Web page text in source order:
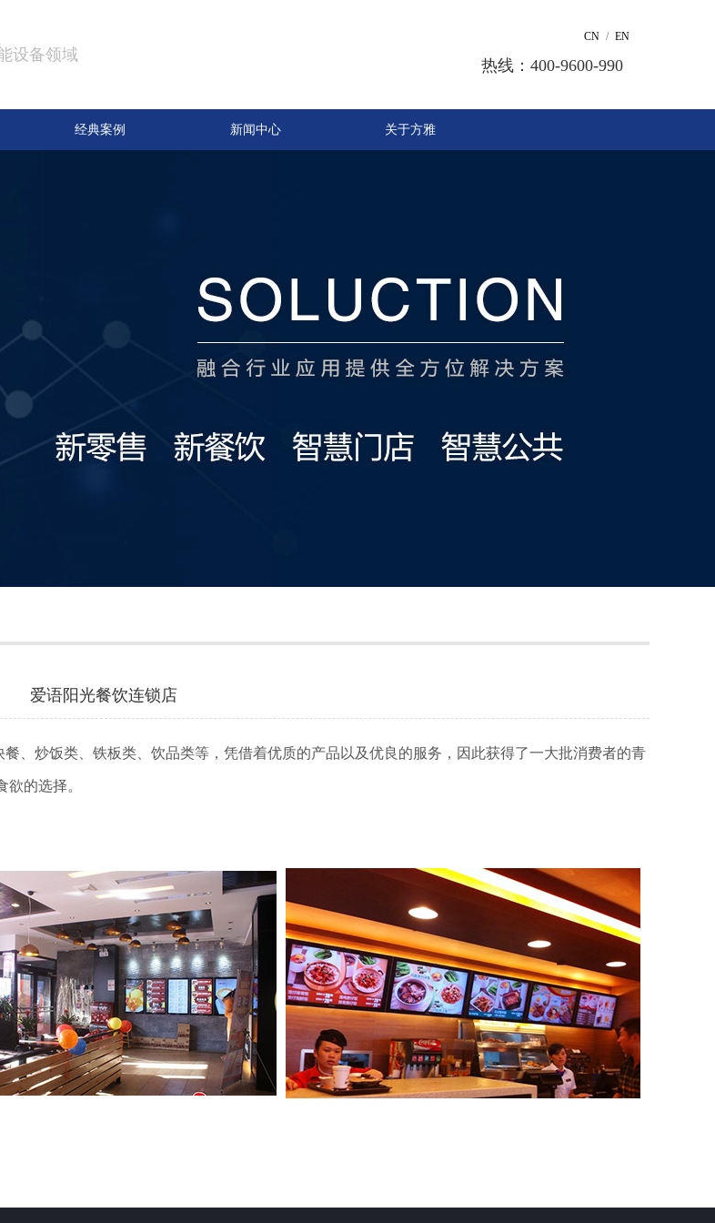
设备领域
CN / EN
热线：400-9600-990
经典案例 新闻中心 关于方雅
爱语阳光餐饮连锁店
炒饭类、铁板类、饮品类等，凭借着优质的产品以及优良的服务，因此获得了一大批消费者的青
的选择。